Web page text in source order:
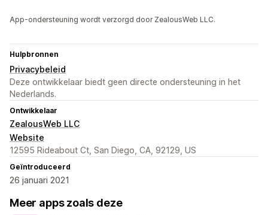
App-ondersteuning wordt verzorgd door ZealousWeb LLC.
Hulpbronnen
Privacybeleid
Deze ontwikkelaar biedt geen directe ondersteuning in het
Nederlands.
Ontwikkelaar
ZealousWeb LLC
Website
12595 Rideabout Ct, San Diego, CA, 92129, US
Geïntroduceerd
26 januari 2021
Meer apps zoals deze